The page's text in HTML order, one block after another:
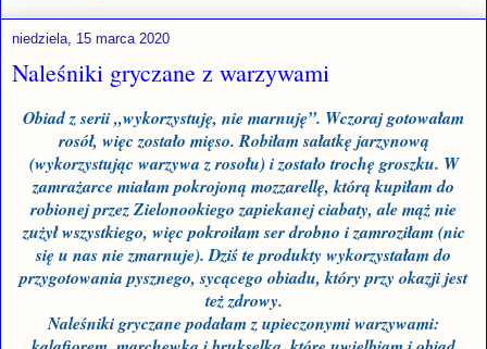
niedziela, 15 marca 2020
Naleśniki gryczane z warzywami
Obiad z serii „wykorzystuję, nie marnuję”. Wczoraj gotowałam
rosół, więc zostało mięso. Robiłam sałatkę jarzynową
(wykorzystując warzywa z rosołu) i zostało trochę groszku. W
zamrażarce miałam pokrojoną mozzarellę, którą kupiłam do
robionej przez Zielonookiego zapiekanej ciabaty, ale mąż nie
zużył wszystkiego, więc pokroiłam ser drobno i zamroziłam (nic
się u nas nie zmarnuje). Dziś te produkty wykorzystałam do
przygotowania pysznego, sycącego obiadu, który przy okazji jest
też zdrowy.
Naleśniki gryczane podałam z upieczonymi warzywami: